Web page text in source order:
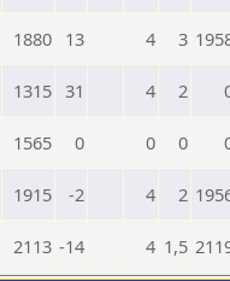
1880 13 4 3
1315 31 4 2
1565 0 0 0
1915 -2 4 2
2113 -14 4 1,5